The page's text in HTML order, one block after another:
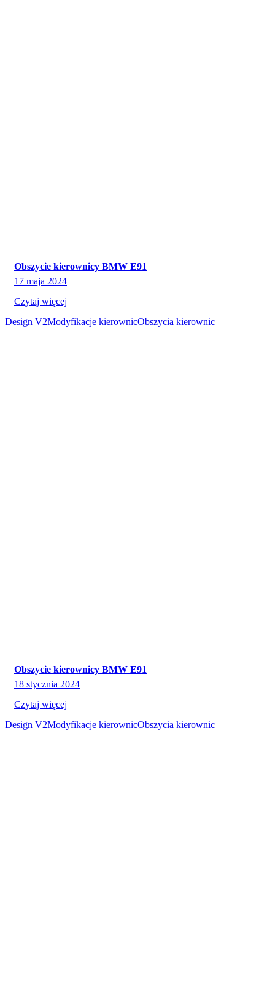
Obszycie kierownicy BMW E91
17 maja 2024
Czytaj więcej
Design V2Modyfikacje kierownicObszycia kierownic
Obszycie kierownicy BMW E91
18 stycznia 2024
Czytaj więcej
Design V2Modyfikacje kierownicObszycia kierownic